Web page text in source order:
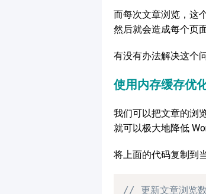
而每次文章浏览，这
然后就会造成每个页
有没有办法解决这个
使用内存缓存优
我们可以把文章的浏
就可以极大地降低
将上面的代码复制到
// 更新文章浏览数